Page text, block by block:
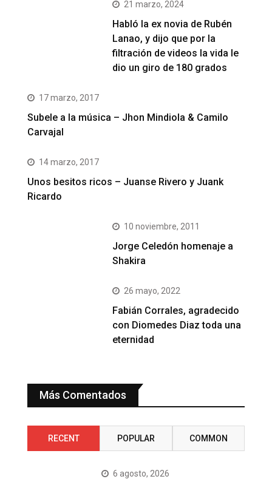
21 marzo, 2024
Habló la ex novia de Rubén
Lanao, y dijo que por la
filtración de videos la vida le
dio un giro de 180 grados
17 marzo, 2017
Subele a la música – Jhon Mindiola & Camilo
Carvajal
14 marzo, 2017
Unos besitos ricos – Juanse Rivero y Juank
Ricardo
10 noviembre, 2011
Jorge Celedón homenaje a
Shakira
26 mayo, 2022
Fabián Corrales, agradecido
con Diomedes Diaz toda una
eternidad
Más Comentados
RECENT POPULAR COMMON
6 agosto, 2026